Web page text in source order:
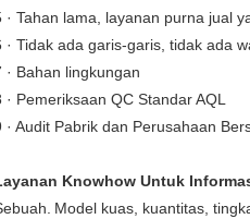
· Tahan lama, layanan purna jual
· Tidak ada garis-garis, tidak ada
· Bahan lingkungan
· Pemeriksaan QC Standar AQL
· Audit Pabrik dan Perusahaan
Knowhow Untuk
Model kuas, kuantitas,